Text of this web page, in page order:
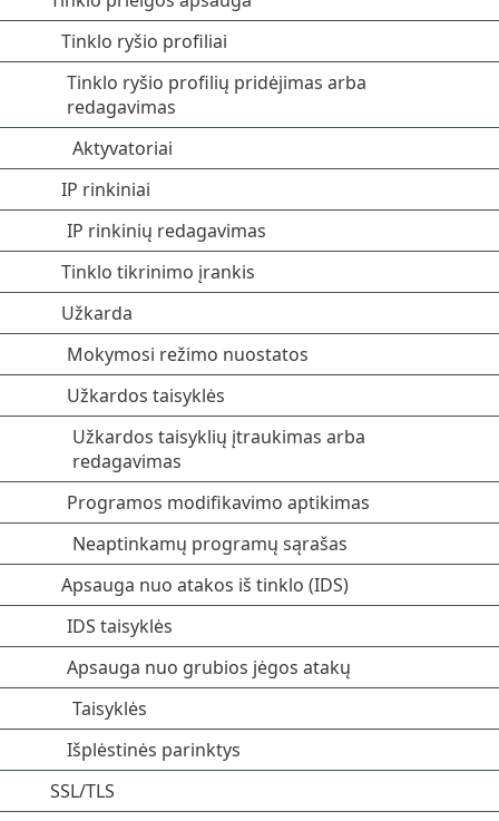
Tinklo ryšio profiliai
Tinklo ryšio profilių pridėjimas arba
redagavimas
Aktyvatoriai
IP rinkiniai
IP rinkinių redagavimas
Tinklo tikrinimo įrankis
Užkarda
Mokymosi režimo nuostatos
Užkardos taisyklės
Užkardos taisyklių įtraukimas arba
redagavimas
Programos modifikavimo aptikimas
Neaptinkamų programų sąrašas
Apsauga nuo atakos iš tinklo (IDS)
IDS taisyklės
Apsauga nuo grubios jėgos atakų
Taisyklės
Išplėstinės parinktys
SSL/TLS